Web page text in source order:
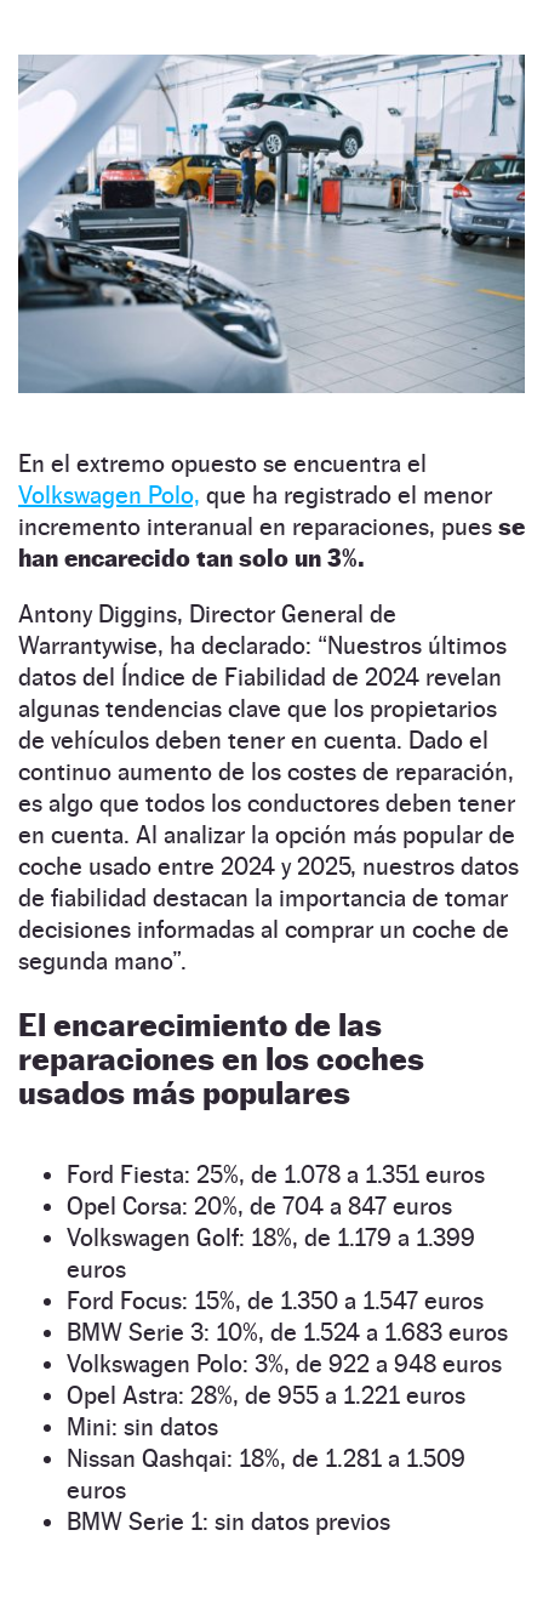
En el extremo opuesto se encuentra el
Volkswagen Polo, que ha registrado el menor
incremento interanual en reparaciones, pues se
han encarecido tan solo un 3%.
Antony Diggins, Director General de
Warrantywise, ha declarado: “Nuestros últimos
datos del Índice de Fiabilidad de 2024 revelan
algunas tendencias clave que los propietarios
de vehículos deben tener en cuenta. Dado el
continuo aumento de los costes de reparación,
es algo que todos los conductores deben tener
en cuenta. Al analizar la opción más popular de
coche usado entre 2024 y 2025, nuestros datos
de fiabilidad destacan la importancia de tomar
decisiones informadas al comprar un coche de
segunda mano”.
El encarecimiento de las
reparaciones en los coches
usados más populares
Ford Fiesta: 25%, de 1.078 a 1.351 euros
Opel Corsa: 20%, de 704 a 847 euros
Volkswagen Golf: 18%, de 1.179 a 1.399
euros
Ford Focus: 15%, de 1.350 a 1.547 euros
BMW Serie 3: 10%, de 1.524 a 1.683 euros
Volkswagen Polo: 3%, de 922 a 948 euros
Opel Astra: 28%, de 955 a 1.221 euros
Mini: sin datos
Nissan Qashqai: 18%, de 1.281 a 1.509
euros
BMW Serie 1: sin datos previos